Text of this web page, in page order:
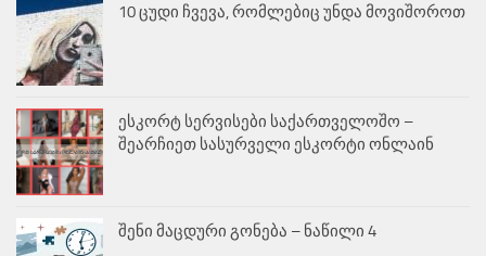
10 ცუდი ჩვევა, რომლებიც უნდა მოვიშოროთ
ესკორტ სერვისები საქართველოშო –
შეარჩიეთ სასურველი ესკორტი ონლაინ
შენი მაცდური გონება – ნაწილი 4